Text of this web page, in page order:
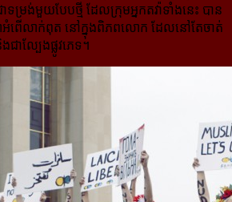
ម្រង់មួយបែបថ្មី ដែលក្រុមអ្នកតវ៉ាទាំងនេះ បាន
អំពើលាក់ពុត នៅក្នុង​ពិភពលោក ដែលនៅតែចាត់
ាល្បែងផ្លូវភេទ។